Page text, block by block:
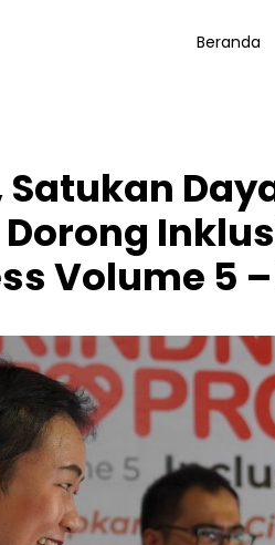
Beranda
Volume 5